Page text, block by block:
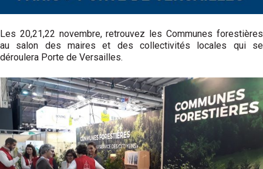
Les 20,21,22 novembre, retrouvez les Communes forestières
au salon des maires et des collectivités locales qui se
déroulera Porte de Versailles.